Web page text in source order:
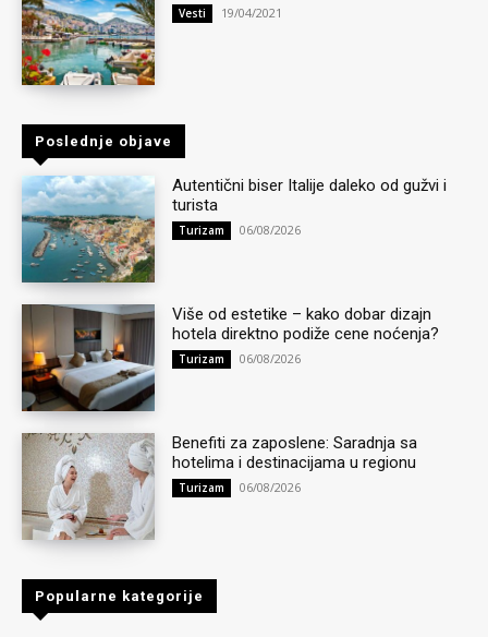
Vesti 19/04/2021
Poslednje objave
Autentični biser Italije daleko od gužvi i
turista
Turizam 06/08/2026
Više od estetike – kako dobar dizajn
hotela direktno podiže cene noćenja?
Turizam 06/08/2026
Benefiti za zaposlene: Saradnja sa
hotelima i destinacijama u regionu
Turizam 06/08/2026
Popularne kategorije